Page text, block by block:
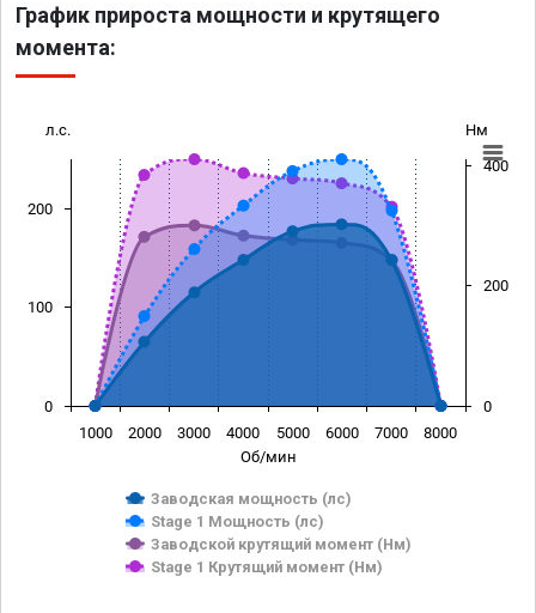
График прироста мощности и крутящего
момента:
Об/мин
л.с. Нм
Заводская мощность (лс)
Stage 1 Мощность (лс)
Заводской крутящий момент (Нм)
Stage 1 Крутящий момент (Нм)
1000 2000 3000 4000 5000 6000 7000 8000
0
100
200
0
200
400